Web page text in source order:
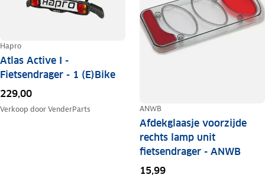
Hapro
Atlas Active I -
Fietsendrager - 1 (E)Bike
229,00
Verkoop doorVenderParts ANWB
Afdekglaasje voorzijde
rechts lamp unit
fietsendrager - ANWB
15,99